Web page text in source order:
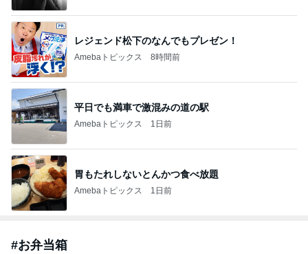
レジェンド松下のなんでもプレゼン！
Amebaトピックス 8時間前
平日でも満車で激混みの道の駅
Amebaトピックス 1日前
胃もたれしないとんかつ食べ放題
Amebaトピックス 1日前
#お弁当箱